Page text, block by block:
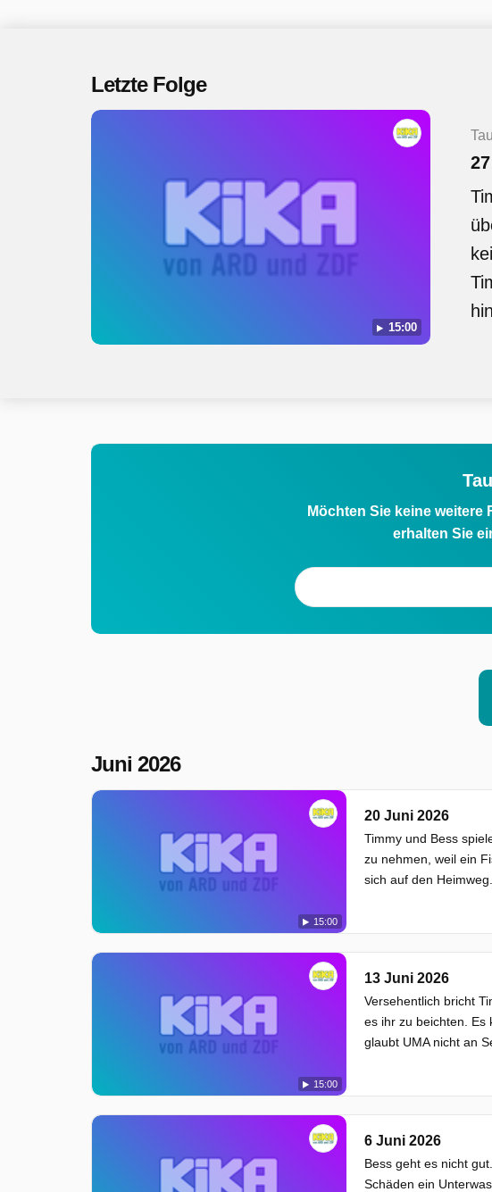
Letzte Folge
15:00
Möchten Sie keine
erhalten Sie
Juni 2026
15:00
20 Juni 2026
Timmy und Bess
zu nehmen, weil ein
sich auf den
15:00
13 Juni 2026
Versehentlich bricht
es ihr zu beichten. Es
glaubt UMA nicht an
6 Juni 2026
Bess geht es nicht
Schäden ein